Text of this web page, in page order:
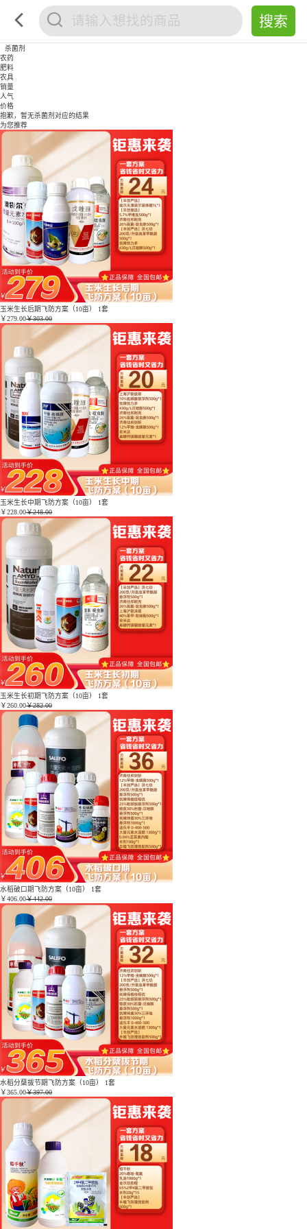
杀菌剂
农药
肥料
农具
销量
人气
价格
抱歉，暂无杀菌剂对应的结果
为您推荐
玉米生长后期飞防方案（10亩） 1套
￥279.00￥303.00
玉米生长中期飞防方案（10亩） 1套
￥228.00￥248.00
玉米生长初期飞防方案（10亩） 1套
￥260.00￥282.00
水稻破口期飞防方案（10亩） 1套
￥406.00￥442.00
水稻分蘖拔节期飞防方案（10亩） 1套
￥365.00￥397.00